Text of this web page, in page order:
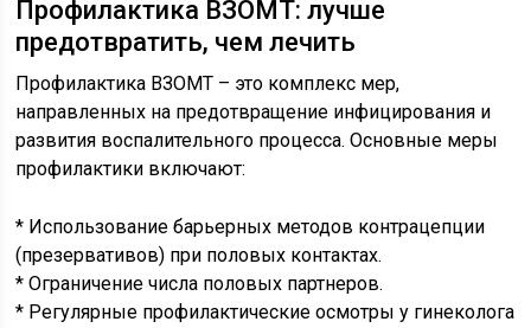
Профилактика ВЗОМТ: лучше
предотвратить, чем лечить
Профилактика ВЗОМТ – это комплекс мер,
направленных на предотвращение инфицирования и
развития воспалительного процесса. Основные меры
профилактики включают:
* Использование барьерных методов контрацепции
(презервативов) при половых контактах.
* Ограничение числа половых партнеров.
* Регулярные профилактические осмотры у гинеколога